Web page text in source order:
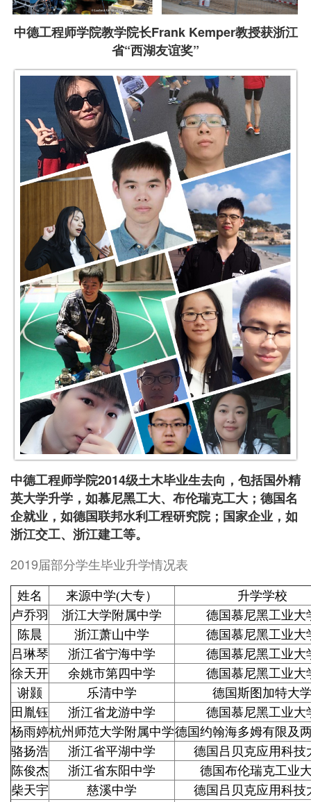
中德工程师学院教学院长Frank Kemper教授获浙江
省“西湖友谊奖”
中德工程师学院2014级土木毕业生去向，包括国外精
英大学升学，如慕尼黑工大、布伦瑞克工大；德国名
企就业，如德国联邦水利工程研究院；国家企业，如
浙江交工、浙江建工等。
2019届部分学生毕业升学情况表
姓名 来源中学(大专）
升学学校
卢乔羽
浙江大学附属中学
德国慕尼黑工业大
陈晨
浙江萧山中学
德国慕尼黑工业大
吕琳琴
浙江省宁海中学
德国慕尼黑工业大
徐天开
余姚市第四中学
德国慕尼黑工业大
谢颢
乐清中学
德国斯图加特大
田胤钰
浙江省龙游中学
德国慕尼黑工业大
杨雨婷杭州师范大学附属中学德国约翰海多姆有限及
骆扬浩
浙江省平湖中学
德国吕贝克应用科技
陈俊杰
浙江省东阳中学
德国布伦瑞克工业
柴天宇
慈溪中学 德国吕贝克应用科技